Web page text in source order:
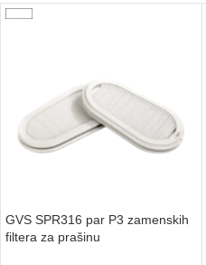
GVS SPR316 par P3 zamenskih
filtera za prašinu